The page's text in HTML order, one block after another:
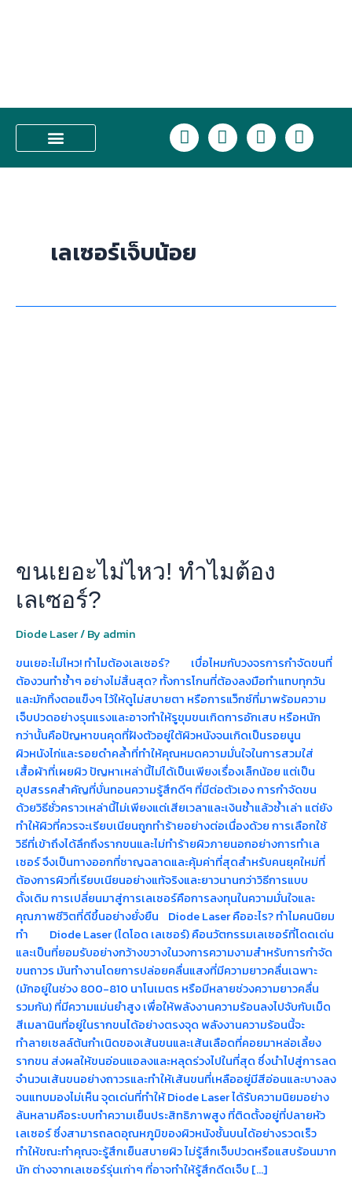
L
i
n
F
a
c
I
n
s
T
i
k
เลเซอร์เจ็บน้อย
ขนเยอะไม่ไหว! ทำไมต้อง
เลเซอร์?
Diode Laser/ By admin
ขนเยอะไม่ไหว! ทำไมต้องเลเซอร์? เบื่อไหมกับวงจรการกำจัดขนที่
ต้องวนทำซ้ำๆ อย่างไม่สิ้นสุด? ทั้งการโกนที่ต้องลงมือทำแทบทุกวัน
และมักทิ้งตอแข็งๆ ไว้ให้ดูไม่สบายตา หรือการแว็กซ์ที่มาพร้อมความ
เจ็บปวดอย่างรุนแรงและอาจทำให้รูขุมขนเกิดการอักเสบ หรือหนัก
กว่านั้นคือปัญหาขนคุดที่ฝังตัวอยู่ใต้ผิวหนังจนเกิดเป็นรอยนูน
ผิวหนังไก่และรอยดำคล้ำที่ทำให้คุณหมดความมั่นใจในการสวมใส่
เสื้อผ้าที่เผยผิว ปัญหาเหล่านี้ไม่ได้เป็นเพียงเรื่องเล็กน้อย แต่เป็น
อุปสรรคสำคัญที่บั่นทอนความรู้สึกดีๆ ที่มีต่อตัวเอง การกำจัดขน
ด้วยวิธีชั่วคราวเหล่านี้ไม่เพียงแต่เสียเวลาและเงินซ้ำแล้วซ้ำเล่า แต่ยัง
ทำให้ผิวที่ควรจะเรียบเนียนถูกทำร้ายอย่างต่อเนื่องด้วย การเลือกใช้
วิธีที่เข้าถึงได้ลึกถึงรากขนและไม่ทำร้ายผิวภายนอกอย่างการทำเล
เซอร์ จึงเป็นทางออกที่ชาญฉลาดและคุ้มค่าที่สุดสำหรับคนยุคใหม่ที่
ต้องการผิวที่เรียบเนียนอย่างแท้จริงและยาวนานกว่าวิธีการแบบ
ดั้งเดิม การเปลี่ยนมาสู่การเลเซอร์คือการลงทุนในความมั่นใจและ
คุณภาพชีวิตที่ดีขึ้นอย่างยั่งยืน Diode Laser คืออะไร? ทำไมคนนิยม
ทำ Diode Laser (ไดโอด เลเซอร์) คือนวัตกรรมเลเซอร์ที่โดดเด่น
และเป็นที่ยอมรับอย่างกว้างขวางในวงการความงามสำหรับการกำจัด
ขนถาวร มันทำงานโดยการปล่อยคลื่นแสงที่มีความยาวคลื่นเฉพาะ
(มักอยู่ในช่วง 800-810 นาโนเมตร หรือมีหลายช่วงความยาวคลื่น
รวมกัน) ที่มีความแม่นยำสูง เพื่อให้พลังงานความร้อนลงไปจับกับเม็ด
สีเมลานินที่อยู่ในรากขนได้อย่างตรงจุด พลังงานความร้อนนี้จะ
ทำลายเซลล์ต้นกำเนิดของเส้นขนและเส้นเลือดที่คอยมาหล่อเลี้ยง
รากขน ส่งผลให้ขนอ่อนแอลงและหลุดร่วงไปในที่สุด ซึ่งนำไปสู่การลด
จำนวนเส้นขนอย่างถาวรและทำให้เส้นขนที่เหลืออยู่มีสีอ่อนและบางลง
จนแทบมองไม่เห็น จุดเด่นที่ทำให้ Diode Laser ได้รับความนิยมอย่าง
ล้นหลามคือระบบทำความเย็นประสิทธิภาพสูง ที่ติดตั้งอยู่ที่ปลายหัว
เลเซอร์ ซึ่งสามารถลดอุณหภูมิของผิวหนังชั้นบนได้อย่างรวดเร็ว
ทำให้ขณะทำคุณจะรู้สึกเย็นสบายผิว ไม่รู้สึกเจ็บปวดหรือแสบร้อนมาก
นัก ต่างจากเลเซอร์รุ่นเก่าๆ ที่อาจทำให้รู้สึกดีดเจ็บ […]